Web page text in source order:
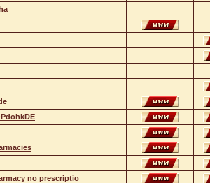
no prescriptio